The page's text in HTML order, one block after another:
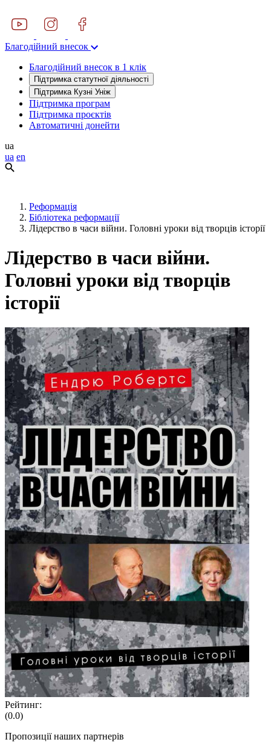
Благодійний внесок
Благодійний внесок в 1 клік
Підтримка статутної діяльності
Підтримка Кузні Уніж
Підтримка програм
Підтримка проєктів
Автоматичні донейти
ua
ua en
Реформація
Бібліотека реформації
Лідерство в часи війни. Головні уроки від творців історії
Лідерство в часи війни.
Головні уроки від творців
історії
Рейтинг:
(0.0)
Пропозиції наших партнерів